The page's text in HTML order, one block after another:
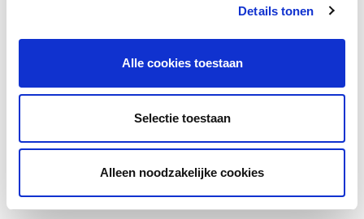
Details tonen
Alle cookies toestaan
Selectie toestaan
Alleen noodzakelijke cookies
"Samen zochten we welke job bij mij zou passen en hoe
een maand heb ik een nieuwe job gevonden. Patsy's hulp
is van onschatbare waarde geweest.""
Greet Vangerven